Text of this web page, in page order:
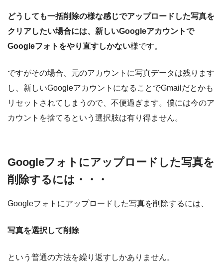
どうしても一括削除の様な感じでアップロードした写真を
クリアしたい場合には、新しいGoogleアカウントで
Googleフォトをやり直すしかない様です。
ですがその場合、元のアカウントに写真データは残ります
し、新しいGoogleアカウントになることでGmailだとかも
リセットされてしまうので、不便過ぎます。僕には今のア
カウントを捨てるという選択肢は有り得ません。
Googleフォトにアップロードした写真を
削除するには・・・
Googleフォトにアップロードした写真を削除するには、
写真を選択して削除
という普通の方法を繰り返すしかありません。